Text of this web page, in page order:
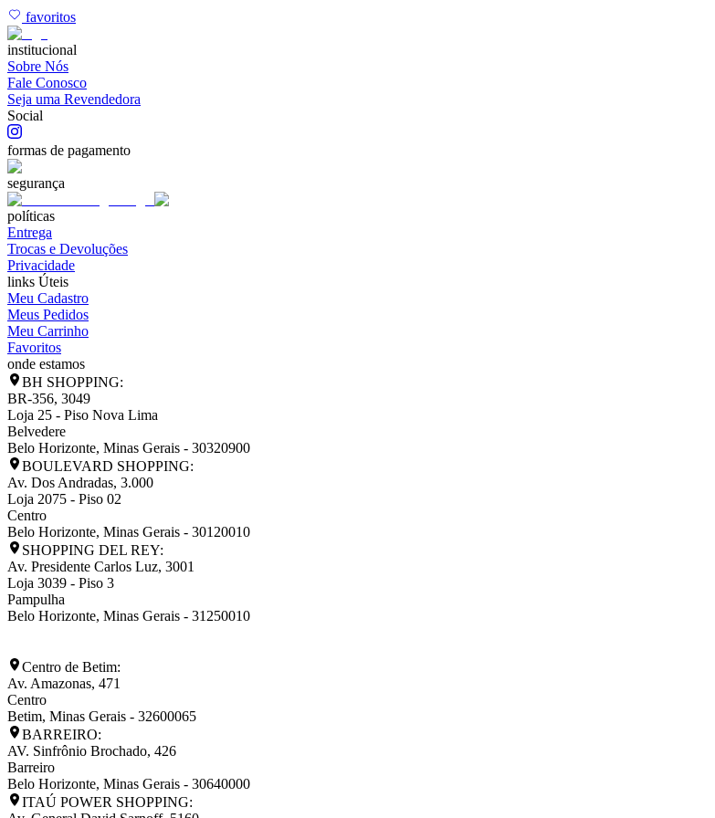
favoritos
institucional
Sobre Nós
Fale Conosco
Seja uma Revendedora
Social
formas de pagamento
segurança
políticas
Entrega
Trocas e Devoluções
Privacidade
links Úteis
Meu Cadastro
Meus Pedidos
Meu Carrinho
Favoritos
onde estamos
BH SHOPPING:
BR-356, 3049
Loja 25 - Piso Nova Lima
Belvedere
Belo Horizonte, Minas Gerais - 30320900
BOULEVARD SHOPPING:
Av. Dos Andradas, 3.000
Loja 2075 - Piso 02
Centro
Belo Horizonte, Minas Gerais - 30120010
SHOPPING DEL REY:
Av. Presidente Carlos Luz, 3001
Loja 3039 - Piso 3
Pampulha
Belo Horizonte, Minas Gerais - 31250010
Centro de Betim:
Av. Amazonas, 471
Centro
Betim, Minas Gerais - 32600065
BARREIRO:
AV. Sinfrônio Brochado, 426
Barreiro
Belo Horizonte, Minas Gerais - 30640000
ITAÚ POWER SHOPPING: